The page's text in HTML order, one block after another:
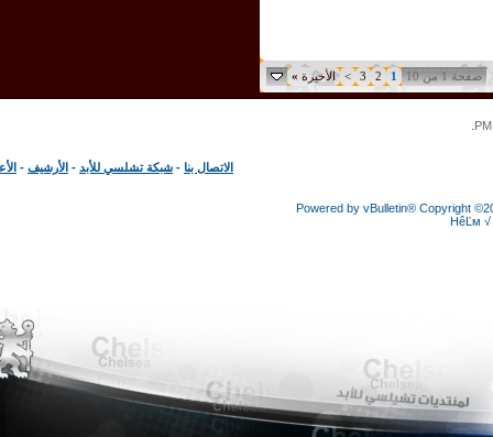
1 من 10 1
2
3
> الأخيرة»
الاتصال بنا- شبكة تشلسي للأبد -الأرشيف-الأعلى
Powered by vBulletin®